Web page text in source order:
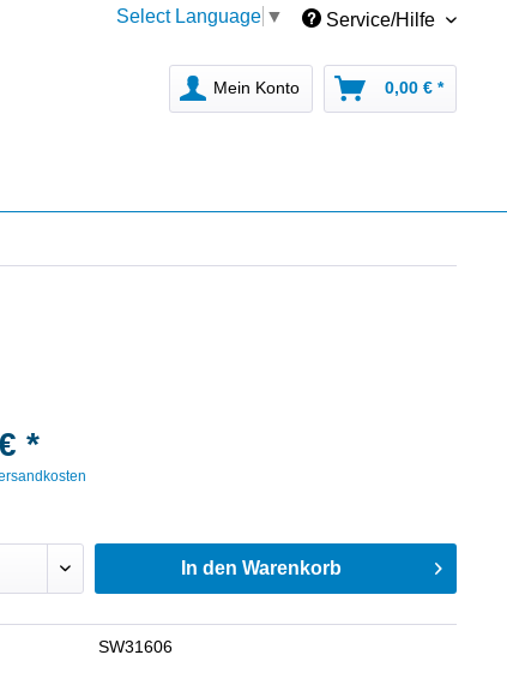
Select Language ▼ Service/Hilfe
Mein Konto 0,00 € *
*
In den Warenkorb
SW31606